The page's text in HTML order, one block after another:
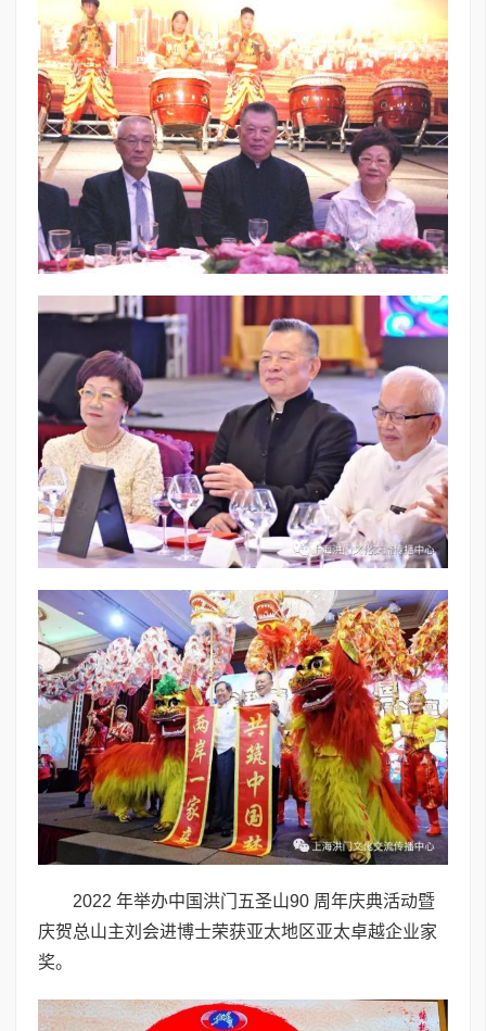
2022 年举办中国洪门五圣山90 周年庆典活动暨
庆贺总山主刘会进博士荣获亚太地区亚太卓越企业家
奖。